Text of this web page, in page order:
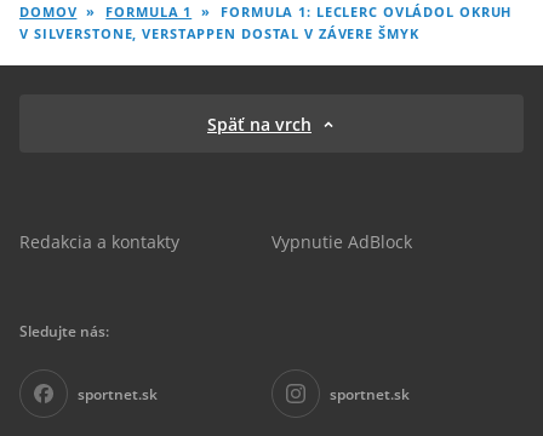
DOMOV » FORMULA 1 »
FORMULA 1: LECLERC OVLÁDOL OKRUH
V SILVERSTONE, VERSTAPPEN DOSTAL V ZÁVERE ŠMYK
Späť na vrch
Redakcia a kontakty Vypnutie AdBlock
Sledujte nás:
sportnet.sk sportnet.sk